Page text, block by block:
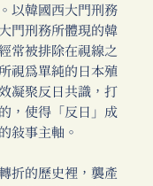
以韓國西大門刑務
門刑務所體現的韓
常被排除在視線之
視為單純的日本殖
凝聚反日共識，打
，使得「反日」成
敘事主軸。
的歷史裡，襲產